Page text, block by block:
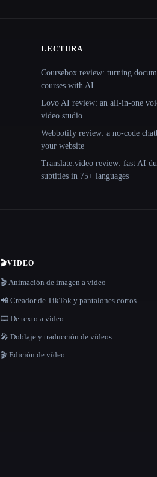
LECTURA
Coursebox review: turning
courses with AI
Lovo AI review: an all-in-one
video studio
Webbotify review: a no-code
your website
Translate.video review: fast AI
subtitles in 75+ languages
🎬VIDEO
🎬 Animación de imagen a vídeo
📲 Creador de TikTok y pantalones cortos
🎞️ De texto a vídeo
🎤 Doblaje y traducción de vídeos
🎬 Edición de vídeo